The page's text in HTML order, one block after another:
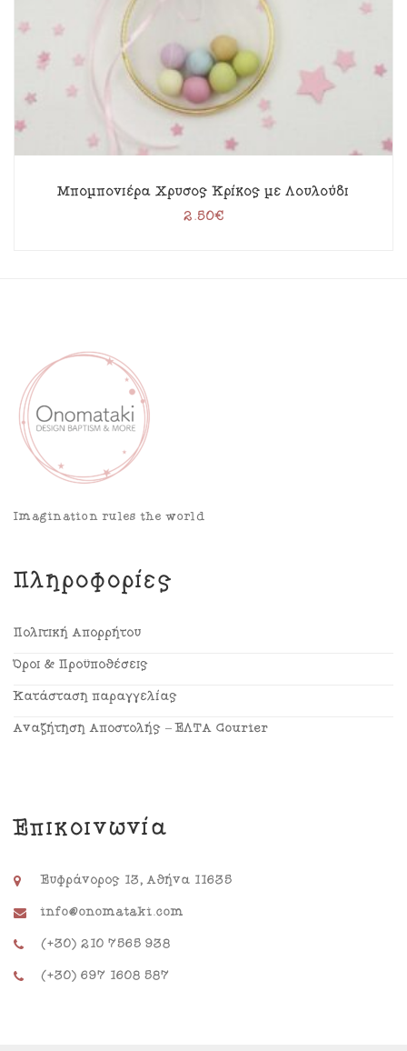
Μπομπονιέρα Χρυσός Κρίκος με Λουλούδι
2.50€
Imagination rules the world
Πληροφορίες
Πολιτική Απορρήτου
Όροι & Προϋποθέσεις
Κατάσταση παραγγελίας
Αναζήτηση Αποστολής – ΕΛΤΑ Courier
Επικοινωνία
Ευφράνορος 13, Αθήνα 11635
info@onomataki.com
(+30) 210 7565 938
(+30) 697 1608 587